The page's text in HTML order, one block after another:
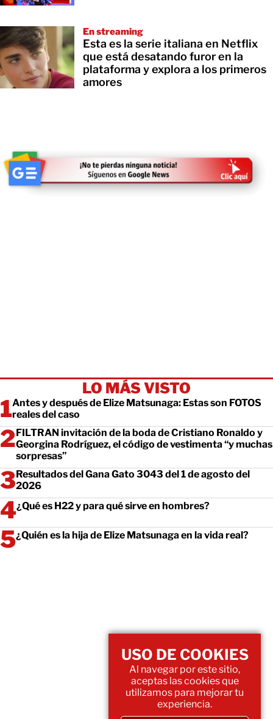
En streaming
Esta es la serie italiana en Netflix
que está desatando furor en la
plataforma y explora a los primeros
amores
LO MÁS VISTO
Antes y después de Elize Matsunaga: Estas son FOTOS
reales del caso
FILTRAN invitación de la boda de Cristiano Ronaldo y
Georgina Rodríguez, el código de vestimenta “y muchas
sorpresas”
Resultados del Gana Gato 3043 del 1 de agosto del
2026
¿Qué es H22 y para qué sirve en hombres?
¿Quién es la hija de Elize Matsunaga en la vida real?
USO DE COOKIES
Al navegar por este sitio,
aceptas las cookies que
utilizamos para mejorar tu
experiencia.